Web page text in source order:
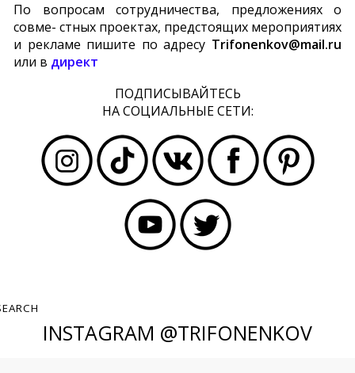
По вопросам сотрудничества, предложениях о
совме- стных проектах, предстоящих мероприятиях
и рекламе пишите по адресу Trifonenkov@mail.ru
или в директ
ПОДПИСЫВАЙТЕСЬ
НА СОЦИАЛЬНЫЕ СЕТИ:
INSTAGRAM @TRIFONENKOV